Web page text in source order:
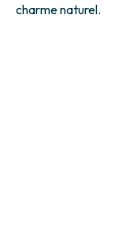
charme naturel.